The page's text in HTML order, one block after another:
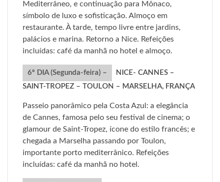
Mediterrâneo, e continuação para Mônaco,
símbolo de luxo e sofisticação. Almoço em
restaurante. À tarde, tempo livre entre jardins,
palácios e marina. Retorno a Nice. Refeições
incluídas: café da manhã no hotel e almoço.
6º DIA (Segunda-feira) –
NICE- CANNES –
SAINT-TROPEZ – TOULON – MARSELHA, FRANÇA
Passeio panorâmico pela Costa Azul: a elegância
de Cannes, famosa pelo seu festival de cinema; o
glamour de Saint-Tropez, ícone do estilo francês; e
chegada a Marselha passando por Toulon,
importante porto mediterrânico. Refeições
incluídas: café da manhã no hotel.